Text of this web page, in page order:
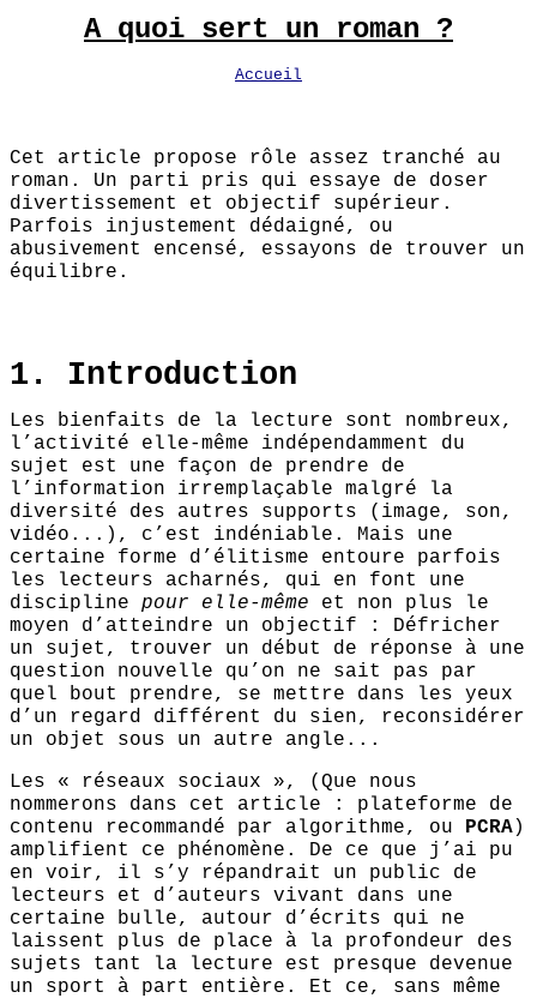
A quoi sert un roman ?
Accueil
Cet article propose rôle assez tranché au
roman. Un parti pris qui essaye de doser
divertissement et objectif supérieur.
Parfois injustement dédaigné, ou
abusivement encensé, essayons de trouver un
équilibre.
1. Introduction
Les bienfaits de la lecture sont nombreux,
l’activité elle-même indépendamment du
sujet est une façon de prendre de
l’information irremplaçable malgré la
diversité des autres supports (image, son,
vidéo...), c’est indéniable. Mais une
certaine forme d’élitisme entoure parfois
les lecteurs acharnés, qui en font une
discipline pour elle-même et non plus le
moyen d’atteindre un objectif : Défricher
un sujet, trouver un début de réponse à une
question nouvelle qu’on ne sait pas par
quel bout prendre, se mettre dans les yeux
d’un regard différent du sien, reconsidérer
un objet sous un autre angle...
Les « réseaux sociaux », (Que nous
nommerons dans cet article : plateforme de
contenu recommandé par algorithme, ou PCRA)
amplifient ce phénomène. De ce que j’ai pu
en voir, il s’y répandrait un public de
lecteurs et d’auteurs vivant dans une
certaine bulle, autour d’écrits qui ne
laissent plus de place à la profondeur des
sujets tant la lecture est presque devenue
un sport à part entière. Et ce, sans même